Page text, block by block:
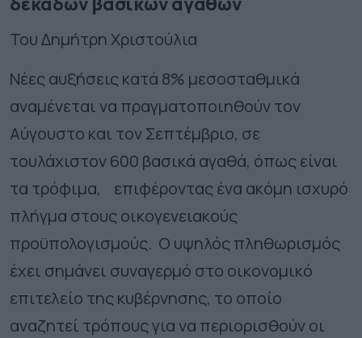
Του Δημήτρη Χριστούλια
Νέες αυξήσεις κατά 8% μεσοσταθμικά
αναμένεται να πραγματοποιηθούν τον
Αύγουστο και τον Σεπτέμβριο, σε
τουλάχιστον 600 βασικά αγαθά, όπως είναι
τα τρόφιμα, επιφέροντας ένα ακόμη ισχυρό
πλήγμα στους οικογενειακούς
προϋπολογισμούς. Ο υψηλός πληθωρισμός
έχει σημάνει συναγερμό στο οικονομικό
επιτελείο της κυβέρνησης, το οποίο
αναζητεί τρόπους για να περιορισθούν οι